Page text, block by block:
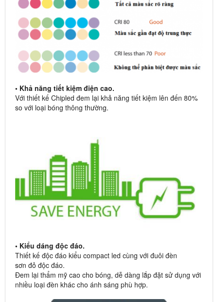
• Khả năng tiết kiệm điện cao.
Với thiết kế Chipled đem lại khả năng tiết kiệm lên đến 80%
so với loại bóng thông thường.
• Kiểu dáng độc đáo.
Thiết kế độc đáo kiểu compact led cùng với đuôi đèn
sơn đỏ độc đáo.
Đem lại thẩm mỹ cao cho bóng, dễ dàng lắp đặt sử dụng với
nhiều loại đèn khác cho ánh sáng phù hợp.